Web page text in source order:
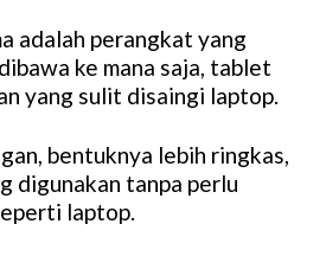
adalah perangkat yang
ke mana saja, tablet
yang sulit disaingi laptop.
bentuknya lebih ringkas,
digunakan tanpa perlu
laptop.